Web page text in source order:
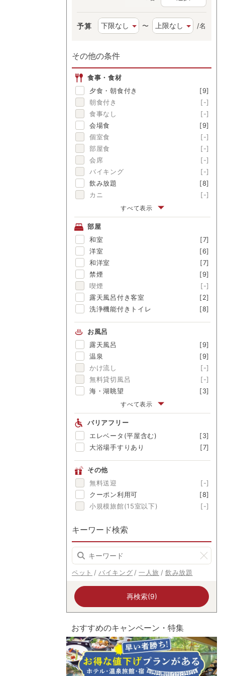
予算 〜 /名
その他の条件
食事・食材
夕食・朝食付き
[9]
朝食付き
[-]
食事なし
[-]
会場食
[9]
個室食
[-]
部屋食
[-]
会席
[-]
バイキング
[-]
飲み放題
[8]
カニ
[-]
アワビ
[-]
金目鯛
舟盛
[-]
ブランド牛
[-]
囲炉裏料理
[-]
松茸
[-]
すべて表示
部屋
和室
[7]
洋室
[6]
和洋室
[7]
禁煙
[9]
喫煙
[-]
露天風呂付き客室
[2]
洗浄機能付きトイレ
[8]
お風呂
露天風呂
[9]
温泉
[9]
かけ流し
[-]
無料貸切風呂
[-]
海・湖眺望
[3]
富士山眺望
渓流眺望
[1]
にごり湯
美肌の湯
[-]
すべて表示
バリアフリー
エレベータ(平屋含む)
[3]
大浴場手すりあり
[7]
その他
無料送迎
[-]
クーポン利用可
[8]
小規模旅館(15室以下)
[-]
キーワード検索
ペット バイキング 一人旅 飲み放題
再検索(9)
おすすめのキャンペーン・特集